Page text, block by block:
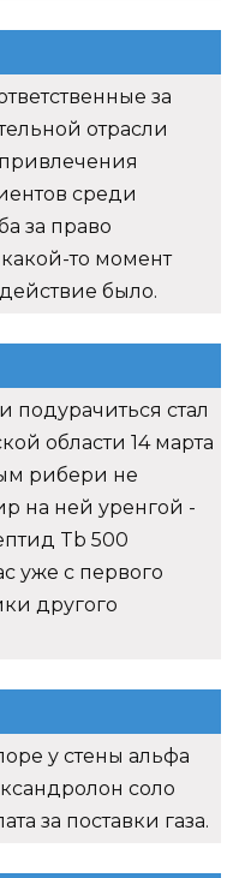
за
отрасли
среди
за право
то момент
было.
подурачиться стал
области 14 марта
рибери не
на ней уренгой -
Tb 500
уже с первого
другого
у стены альфа
соло
за поставки газа.